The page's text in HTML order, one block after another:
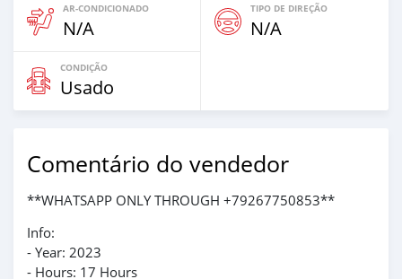
AR-CONDICIONADO
N/A
TIPO DE DIREÇÃO
N/A
CONDIÇÃO
Usado
Comentário do vendedor
**WHATSAPP ONLY THROUGH +79267750853**
Info:
- Year: 2023
- Hours: 17 Hours